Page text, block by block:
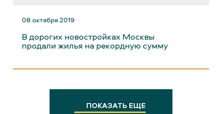
08 октября 2019
В дорогих новостройках Москвы
продали жилья на рекордную сумму
ПОКАЗАТЬ ЕЩЕ